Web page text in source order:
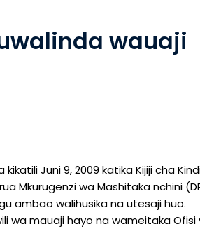
wauaji
Juni 9, 2009 katika Kijiji cha
Mkurugenzi wa Mashitaka nchini
ambao walihusika na utesaji huo.
wa mauaji hayo na wameitaka Ofisi